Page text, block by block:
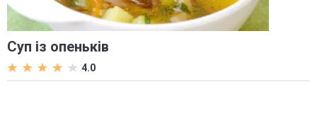
Суп із опеньків
4.0